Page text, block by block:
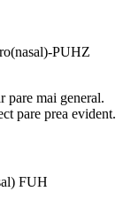
PUHZ
pare mai general.
pare prea evident.
FUH